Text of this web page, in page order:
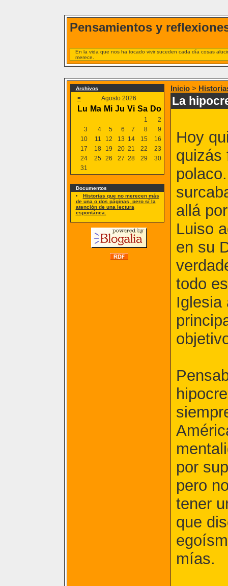
Pensamientos y
En la vida que nos ha tocado vivir suceden cada día cosas
merece.
Archivos
< Agosto 2026
Lu Ma Mi Ju Vi Sa Do
1
2
3
4 5 6 7 8
9
10
11 12 13 14 15
16
17
18 19 20 21 22
23
24
25 26 27 28 29
30
31
Documentos
Historias que no merecen más
de una o dos páginas, pero sí la
atención de una lectura
espontánea.
Inicio>
La
Hoy
quizás
allá
Luiso
en su
todo
Iglesia
por
pero
tener
que
mías.